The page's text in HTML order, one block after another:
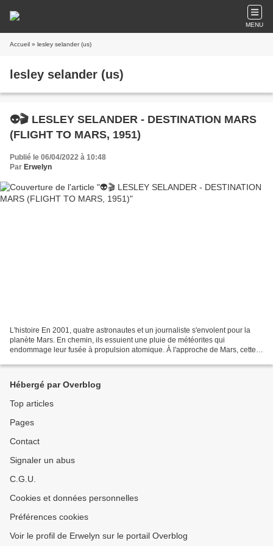
MENU
Accueil » lesley selander (us)
lesley selander (us)
👽🎬 LESLEY SELANDER - DESTINATION MARS
(FLIGHT TO MARS, 1951)
Publié le 06/04/2022 à 10:48
Par Erwelyn
L'histoire En 2001, quatre astronautes et un journaliste s'envolent pour la
planète Mars. En chemin, ils essuient une pluie de météorites qui
endommage leur fusée à propulsion atomique. À l'approche de Mars, cette
Hébergé par Overblog
Top articles
Pages
Contact
Signaler un abus
C.G.U.
Cookies et données personnelles
Préférences cookies
Voir le profil de Erwelyn sur le portail Overblog